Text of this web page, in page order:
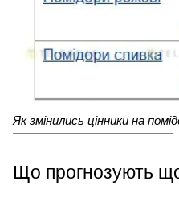
Як змінились цінники на
Що прогнозують